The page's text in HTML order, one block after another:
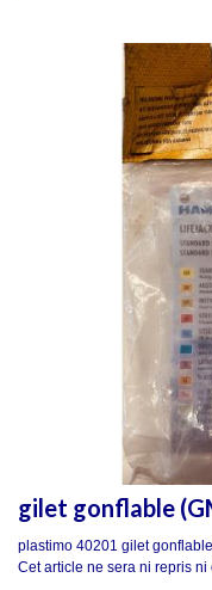
gilet gonflable
plastimo 40201 gilet
Cet article ne sera ni repris ni